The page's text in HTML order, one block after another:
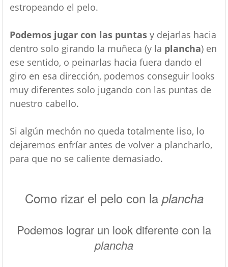
estropeando el pelo.
Podemos jugar con las puntasy dejarlas hacia
dentro solo girando la muñeca (y la plancha) en
ese sentido, o peinarlas hacia fuera dando el
giro en esa dirección, podemos conseguir looks
muy diferentes solo jugando con las puntas de
nuestro cabello.
Si algún mechón no queda totalmente liso, lo
dejaremos enfríar antes de volver a plancharlo,
para que no se caliente demasiado.
Como rizar el pelo con la plancha
Podemos lograr un look diferente con la
plancha